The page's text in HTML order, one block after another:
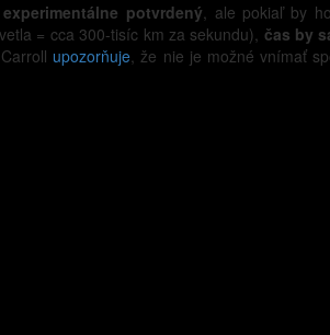
experimentálne potvrdený, ale pokiaľ by
= cca 300-tisíc km za sekundu), čas by
upozorňuje, že nie je možné vnímať